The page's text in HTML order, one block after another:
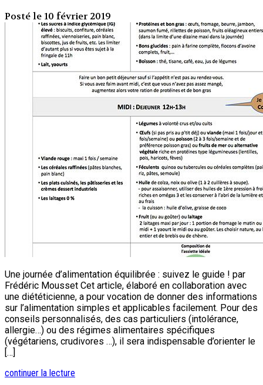
Posté le 10 février 2019
Une journée d’alimentation équilibrée : suivez le guide ! par
Frédéric Mousset Cet article, élaboré en collaboration avec
une diététicienne, a pour vocation de donner des informations
sur l’alimentation simples et applicables facilement. Pour des
conseils personnalisés, des cas particuliers (intolérance,
allergie…) ou des régimes alimentaires spécifiques
(végétariens, crudivores …), il sera indispensable d’orienter le
[…]
continuer la lecture